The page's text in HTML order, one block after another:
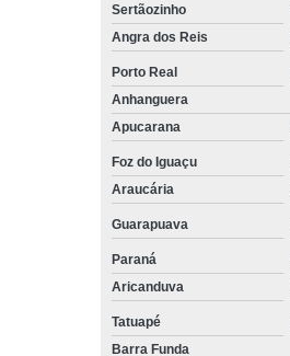
Sertãozinho
Angra dos Reis
Porto Real
Anhanguera
Apucarana
Foz do Iguaçu
Araucária
Guarapuava
Paraná
Aricanduva
Tatuapé
Barra Funda